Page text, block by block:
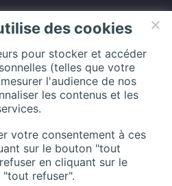
Billancourt, France
des cookies
pour stocker et accéder
(telles que votre
l'audience de nos
les contenus et les
votre consentement à ces
sur le bouton "tout
en cliquant sur le
refuser".